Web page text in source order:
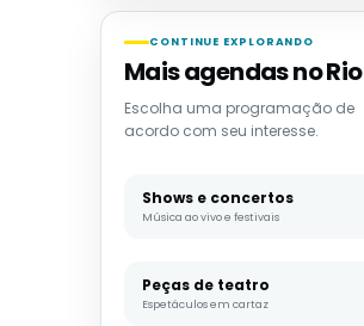
CONTINUE EXPLORANDO
Mais agendas no Rio
Escolha uma programação de
acordo com seu interesse.
Shows e concertos
Música ao vivo e festivais
Peças de teatro
Espetáculos em cartaz